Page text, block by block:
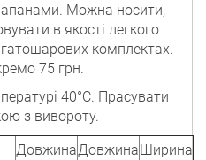
Можна носити,
в якості легкого
комплектах.
75 грн.
40°C. Прасувати
з вивороту.
ДовжинаДовжинаШирина